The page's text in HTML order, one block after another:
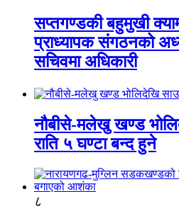
सप्तगण्डकी बहुमुखी
प्राध्यापक संगठनको
सचिवमा अधिकारी
नौबीसे-मलेखु खण्ड
राति ५ घण्टा बन्द हुने
८